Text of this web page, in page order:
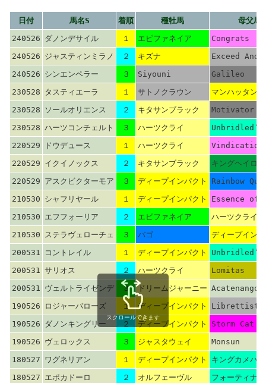
日付 馬名S 着順 種牡馬
母父馬
240526 ダノンデサイル １ エピファネイア
Congrats
240526 ジャスティンミラノ ２ キズナ
Exceed And
240526 シンエンペラー ３ Siyouni
Galileo
230528
タスティエーラ １ サトノクラウン
マンハッタン
230528
ソールオリエンス ２ キタサンブラック
Motivator
230528 ハーツコンチェルト ３ ハーツクライ
Unbridled’s
220529
ドウデュース １ ハーツクライ
Vindication
220529 イクイノックス ２ キタサンブラック
キングヘイロー
220529 アスクビクターモア ３ ディープインパクト
Rainbow
210530 シャフリヤール １ ディープインパクト
Essence of
210530 エフフォーリア ２ エピファネイア
ハーツクライ
210530 ステラヴェローチェ ３ バゴ
ディープイン
200531
コントレイル １ ディープインパクト
Unbridled’s
200531 サリオス ２ ハーツクライ
Lomitas
200531 ヴェルトライゼンデ ３ ドリームジャーニー Acatenango
190526
ロジャーバローズ １ ディープインパクト
Librettist
190526 ダノンキングリー ２ ディープインパクト
Storm Cat
190526 ヴェロックス ３ ジャスタウェイ
Monsun
180527 ワグネリアン １ ディープインパクト
キングカメハ
180527 エポカドーロ ２ オルフェーヴル
フォーティナ
スクロールできます